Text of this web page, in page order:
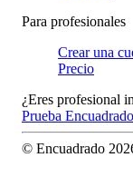
Para profesionales
Crear una
Precio
¿Eres profesional
Prueba
© Encuadrado